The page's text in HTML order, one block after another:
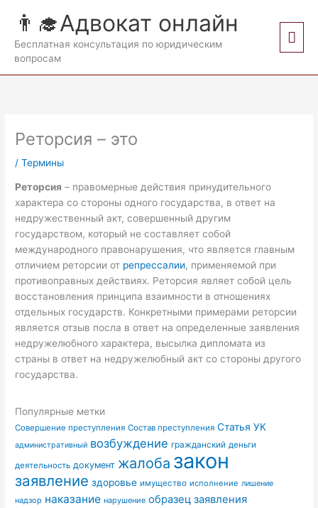
содержимому
👨‍🎓Адвокат онлайн
Бесплатная консультация по юридическим
вопросам
Реторсия – это
/Термины
Реторсия – правомерные действия принудительного
характера со стороны одного государства, в ответ на
недружественный акт, совершенный другим
государством, который не составляет собой
международного правонарушения, что является главным
отличием реторсии от репрессалии, применяемой при
противоправных действиях. Реторсия являет собой цель
восстановления принципа взаимности в отношениях
отдельных государств. Конкретными примерами реторсии
является отзыв посла в ответ на определенные заявления
недружелюбного характера, высылка дипломата из
страны в ответ на недружелюбный акт со стороны другого
государства.
Популярные метки
Совершение преступления Состав преступления Статья УК
административный возбуждение гражданский деньги
деятельность документ жалоба закон
заявление здоровье имущество исполнение лишение
надзор наказание нарушение образец заявления